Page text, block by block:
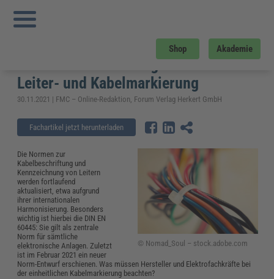
Shop Akademie
Sie sind hier:
Kabelkennzeichnung nach DIN EN 60445: Bindende Vorgaben zur Leiter- und
Kabelmarkierung
Kabelkennzeichnung nach DIN EN
60445: Bindende Vorgaben zur
Leiter- und Kabelmarkierung
30.11.2021 | FMC – Online-Redaktion, Forum Verlag Herkert GmbH
Fachartikel jetzt herunterladen
© Nomad_Soul – stock.adobe.com
Die Normen zur
Kabelbeschriftung und
Kennzeichnung von Leitern
werden fortlaufend
aktualisiert, etwa aufgrund
ihrer internationalen
Harmonisierung. Besonders
wichtig ist hierbei die DIN EN
60445: Sie gilt als zentrale
Norm für sämtliche
elektronische Anlagen. Zuletzt
ist im Februar 2021 ein neuer
Norm-Entwurf erschienen. Was müssen Hersteller und Elektrofachkräfte bei
der einheitlichen Kabelmarkierung beachten?